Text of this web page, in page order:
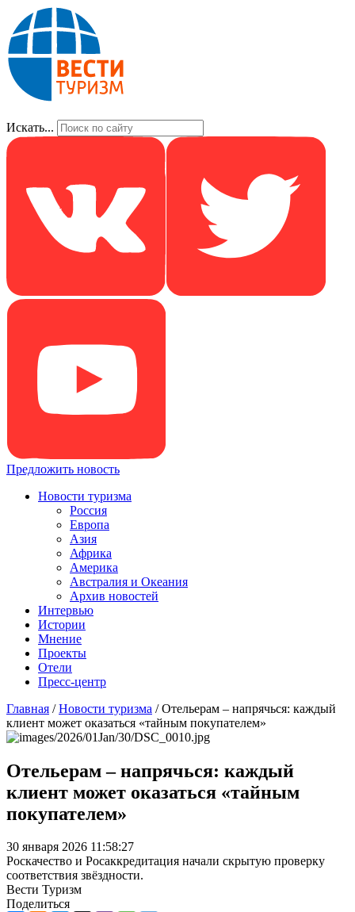
Искать...
Предложить новость
Новости туризма
Россия
Европа
Азия
Африка
Америка
Австралия и Океания
Архив новостей
Интервью
Истории
Мнение
Проекты
Отели
Пресс-центр
Главная /Новости туризма /Отельерам – напрячься: каждый
клиент может оказаться «тайным покупателем»
Отельерам – напрячься: каждый
клиент может оказаться «тайным
покупателем»
30 января 2026 11:58:27
Роскачество и Росаккредитация начали скрытую проверку
соответствия звёздности.
Вести Туризм
Поделиться